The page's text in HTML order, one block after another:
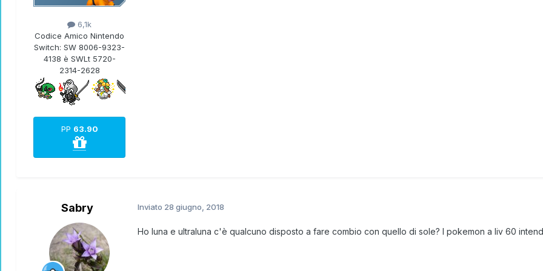
6,1k
Codice Amico Nintendo
Switch: SW 8006-9323-
4138 è SWLt 5720-
2314-2628
PP 63.90
Sabry Inviato 28 giugno, 2018
Ho luna e ultraluna c'è qualcuno disposto a fare combio con quello di sole? I pokemon a liv 60